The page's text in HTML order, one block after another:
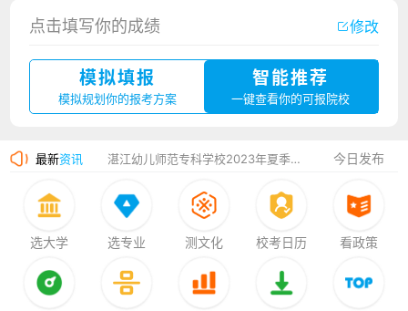
点击填写你的成绩 修改
模拟填报
模拟规划你的报考方案
智能推荐
一键查看你的可报院校
最新资讯
广州华立科技职业学院2023年夏季高考招生简章
香港中文大学（深圳）2023年夏季高考招生简章
厦门大学嘉庚学院2023年艺术类招生简章
今日发布
选大学 选专业 测文化 校考日历 看政策